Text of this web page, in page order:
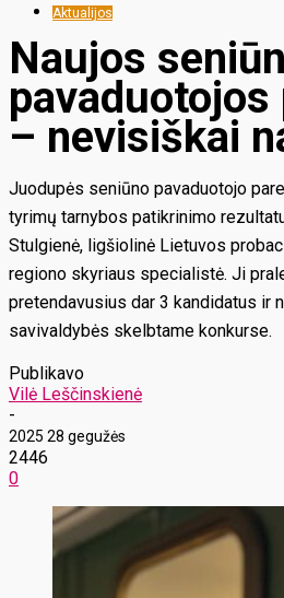
Aktualijos
Naujos
pavaduotojos
– nevisiškai
Juodupės seniūno pavaduotojo
tyrimų tarnybos patikrinimo
Stulgienė, ligšiolinė Lietuvos
regiono skyriaus specialistė. Ji
pretendavusius dar 3 kandidatus ir
savivaldybės skelbtame konkurse.
Publikavo
Vilė Leščinskienė
-
2025 28 gegužės
2446
0